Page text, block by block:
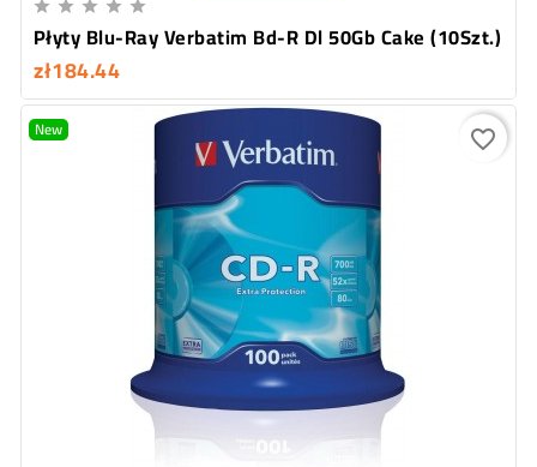
    
Płyty Blu-Ray Verbatim Bd-R Dl 50Gb Cake (10Szt.)
zł184.44
New favorite_border